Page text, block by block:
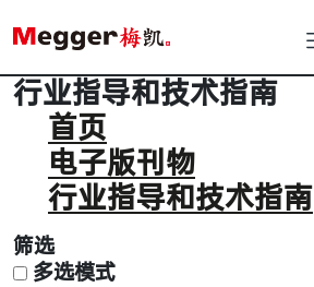
行业指导和技术指南
首页
电子版刊物
行业指导和技术指南
筛选
多选模式